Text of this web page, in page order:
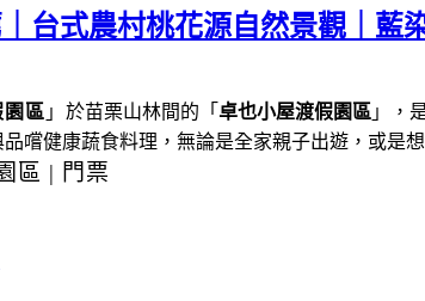
台式農村桃花源自然景觀｜藍
區 」 於苗栗山林間的「 卓也小屋渡假園區 」，
嚐健康蔬食料理， 無論是全家親子出遊，或是
區 | 門票